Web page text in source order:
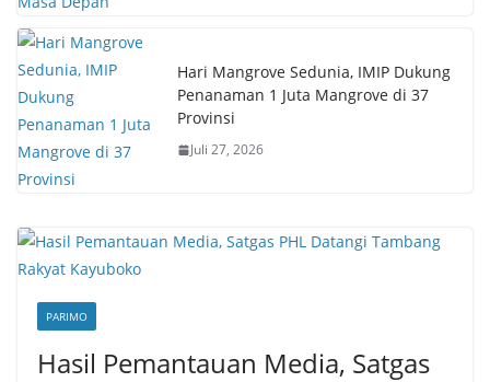
Hari Mangrove Sedunia, IMIP Dukung
Penanaman 1 Juta Mangrove di 37
Provinsi
Juli 27, 2026
PARIMO
Hasil Pemantauan Media, Satgas